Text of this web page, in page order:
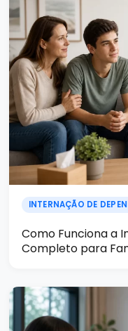
INTERNAÇÃO DE
Como Funciona a
Completo para